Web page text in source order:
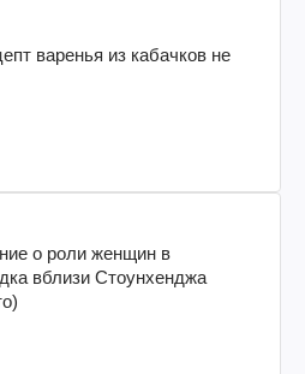
варенья из кабачков не
о роли женщин в
вблизи Стоунхенджа